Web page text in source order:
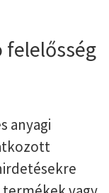
felelősség
anyagi